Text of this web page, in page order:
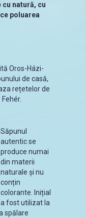
natură, cu
poluarea
Oros-Házi-
de casă,
rețetelor de
Săpunul
autentic se
produce numai
din materii
naturale și nu
conțin
colorante. Inițial
a fost utilizat la
spălare